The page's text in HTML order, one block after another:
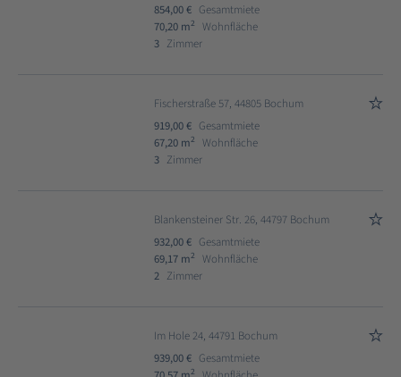
854,00 € Gesamtmiete
70,20 m2
Wohnfläche
3 Zimmer
Fischerstraße 57, 44805 Bochum
919,00 € Gesamtmiete
67,20 m2
Wohnfläche
3 Zimmer
Blankensteiner Str. 26, 44797 Bochum
932,00 € Gesamtmiete
69,17 m2
Wohnfläche
2 Zimmer
Im Hole 24, 44791 Bochum
939,00 € Gesamtmiete
2